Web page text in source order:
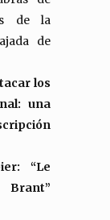
de la
de
los
una
“Le